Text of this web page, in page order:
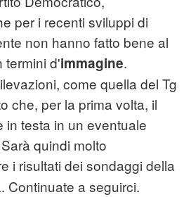
per i recenti sviluppi di
non hanno fatto bene al
termini d'immagine.
come quella del Tg
che, per la prima volta, il
in testa in un eventuale
quindi molto
i risultati dei sondaggi della
Continuate a seguirci.